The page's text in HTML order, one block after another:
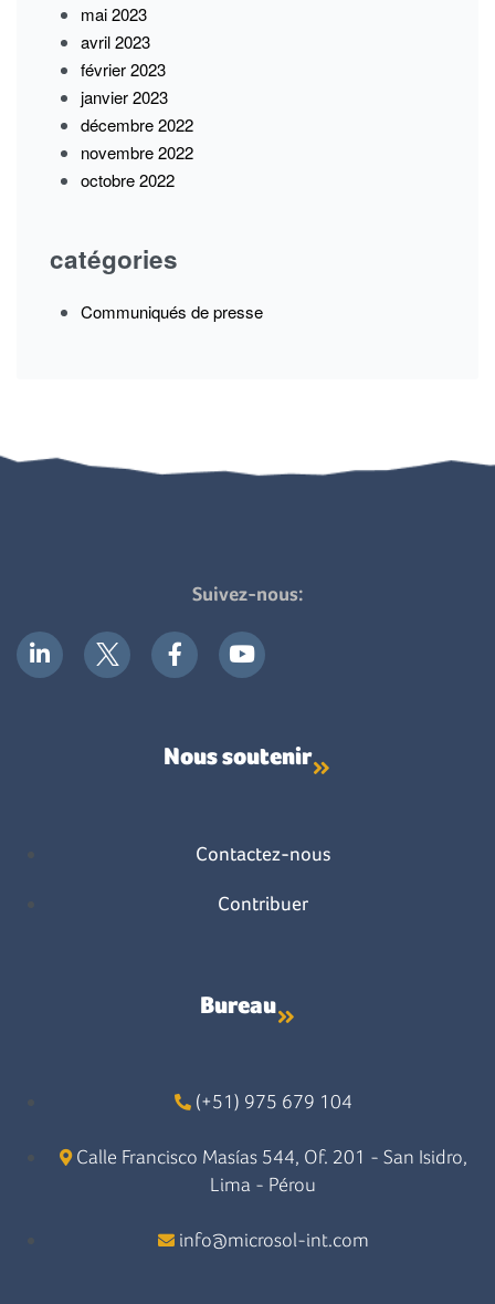
mai 2023
avril 2023
février 2023
janvier 2023
décembre 2022
novembre 2022
octobre 2022
catégories
Communiqués de presse
Suivez-nous:
Nous soutenir
Contactez-nous
Contribuer
Bureau
(+51) 975 679 104
Calle Francisco Masías 544, Of. 201 - San Isidro,
Lima - Pérou
info@microsol-int.com